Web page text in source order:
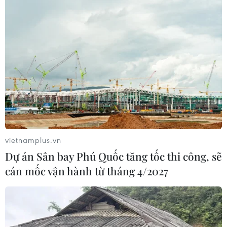
Bắc Bộ
07/08/2026 23:29
Campuchia nỗ lực bảo tồn động vật
hoang dã trước nguy cơ tuyệt chủng
07/08/2026 22:45
Áp thấp nhiệt đới trên vịnh Bắc Bộ sẽ
gây ảnh hưởng thế nào tới Việt Nam?
07/08/2026 14:38
vietnamplus.vn
Dự án Sân bay Phú Quốc tăng tốc thi công, sẽ
cán mốc vận hành từ tháng 4/2027